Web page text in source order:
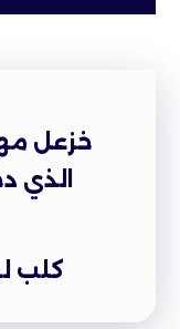
خزعل
الذي
كلب